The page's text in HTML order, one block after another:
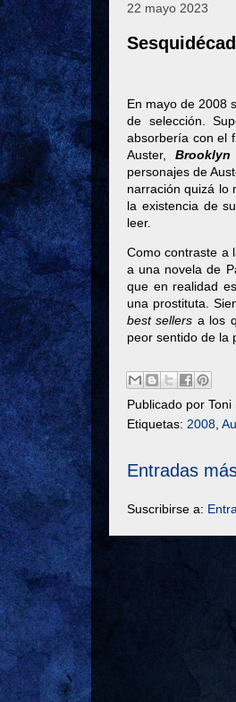
22 mayo 2023
En mayo de 2008
de selección.
absorbería con el
Auster,
personajes de
narración quizá lo
la existencia de
leer.
Como contraste a
a una novela de
que en realidad
una prostituta.
best sellers a los
peor sentido de la
Publicado por Toni
Etiquetas: 2008
Entradas
Suscribirse a: